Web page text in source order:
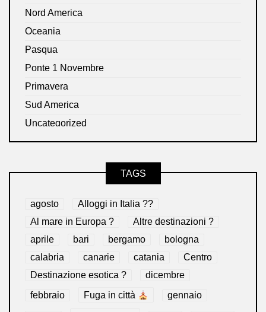
Nord America
Oceania
Pasqua
Ponte 1 Novembre
Primavera
Sud America
Uncategorized
TAGS
agosto
Alloggi in Italia ??
Al mare in Europa ?️
Altre destinazioni ?
aprile
bari bergamo
bologna
calabria
canarie catania
Centro
Destinazione esotica ?
dicembre
febbraio Fuga in città gennaio